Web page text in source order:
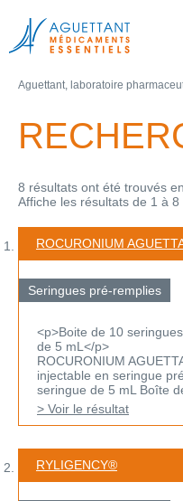
Aguettant, laboratoire
8 résultats ont été trouvés
Affiche les résultats de 1 à 8
ROCURONIUM
Seringues pré-remplies
<p>Boite de 10
de 5 mL</p>
ROCURONIUM
injectable en seringue
seringue de 5 mL Boîte
> Voir le résultat
RYLIGENCY®